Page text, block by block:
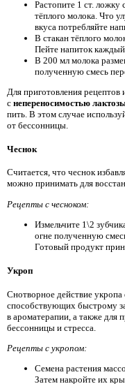
Растопите 1 ст. ложку
тёплого молока. Что
вкуса потребляйте
В стакан тёплого
Пейте напиток
В 200 мл молока
полученную смесь
Для приготовления
с непереносимостью
пить. В этом случае
от бессонницы.
Чеснок
Считается, что чеснок
можно принимать для
Рецепты с чесноком:
Измельчите 1\2
огне полученную
Готовый продукт
Укроп
Снотворное действие
способствующих быстрому
в ароматерапии, а также для
бессонницы и стресса.
Рецепты с укропом:
Семена растения
Затем накройте их